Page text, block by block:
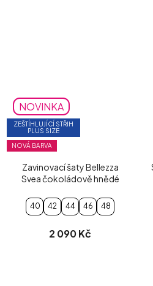
NOVINKA
ZEŠTÍHLUJÍCÍ STŘIH
PLUS SIZE
NOVÁ BARVA
Zavinovací šaty Bellezza
Svea čokoládově hnědé
40 42 44 46 48
2 090 Kč